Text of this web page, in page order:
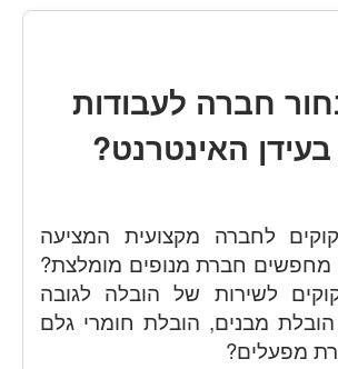
חברה לעבודות
האינטרנט?
לחברה מקצועית המציעה
מחפשים חברת מנופים מומלצת?
לשירות של הובלה לגובה
הובלת מבנים, הובלת חומרי גלם
מפעלים?